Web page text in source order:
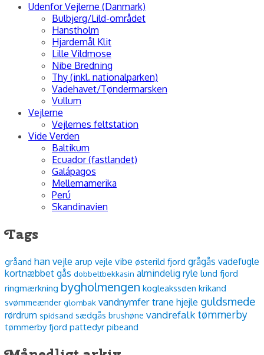
Udenfor Vejlerne (Danmark)
Bulbjerg/Lild-området
Hanstholm
Hjardemål Klit
Lille Vildmose
Nibe Bredning
Thy (inkl. nationalparken)
Vadehavet/Tøndermarsken
Vullum
Vejlerne
Vejlernes feltstation
Vide Verden
Baltikum
Ecuador (fastlandet)
Galápagos
Mellemamerika
Perú
Skandinavien
Tags
gråand han vejle arup vejle vibe østerild fjord grågås vadefugle
kortnæbbet gås dobbeltbekkasin almindelig ryle lund fjord
ringmærkning bygholmengen kogleakssøen krikand
svømmeænder glombak vandnymfer trane hjejle guldsmede
rørdrum spidsand sædgås brushøne vandrefalk tømmerby
tømmerby fjord pattedyr pibeand